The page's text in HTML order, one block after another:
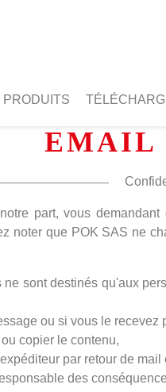
PRODUITS
EMAIL
part, vous
noter que POK SAS ne
sont destinés qu'aux
ou si vous le recevez
copier le contenu,
par retour de
des